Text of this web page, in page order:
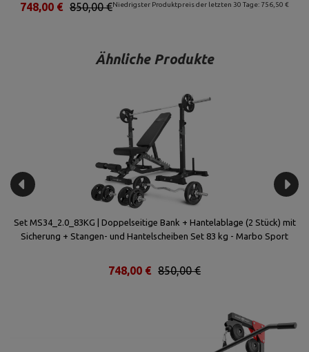
Niedrigster Produktpreis der letzten 30 Tage: 756,50 €
850,00 €
748,00 €
Ähnliche Produkte
Set MS34_2.0_83KG | Doppelseitige Bank + Hantelablage (2 Stück) mit
Sicherung + Stangen- und Hantelscheiben Set 83 kg - Marbo Sport
850,00 €
748,00 €